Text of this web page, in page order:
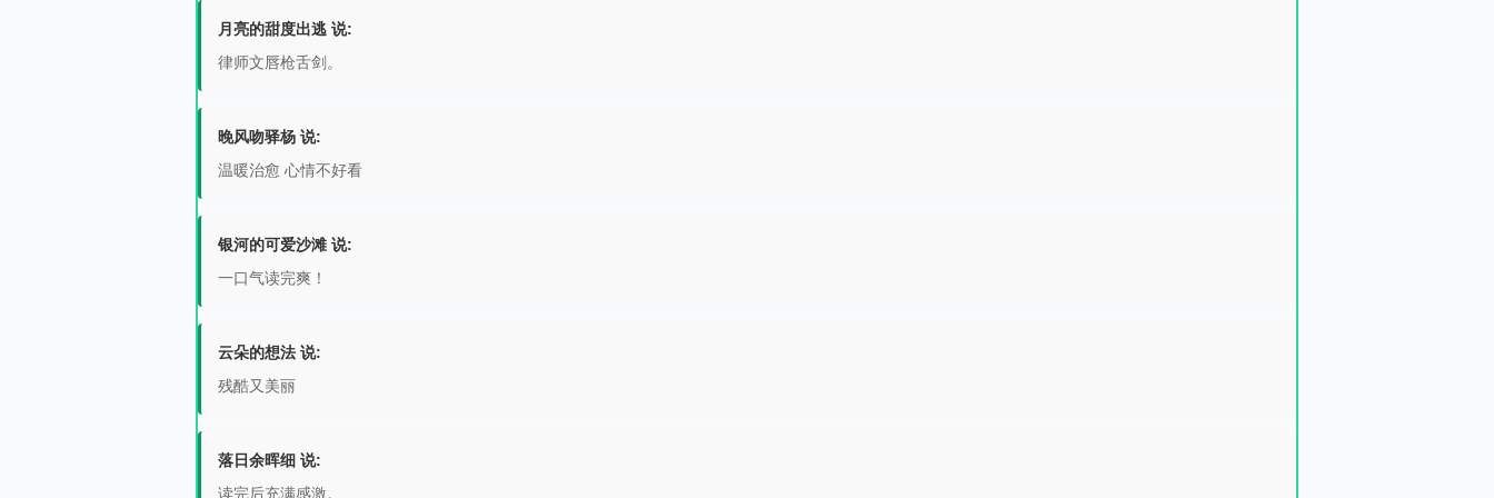
月亮的甜度出逃 说:
律师文唇枪舌剑。
晚风吻驿杨 说:
温暖治愈 心情不好看
银河的可爱沙滩 说:
一口气读完爽！
云朵的想法 说:
残酷又美丽
落日余晖细 说:
读完后充满感激。